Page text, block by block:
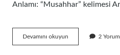
Anlamı: “Musahhar” kelimesi
Devamını okuyun
Hangi
2 Yorum